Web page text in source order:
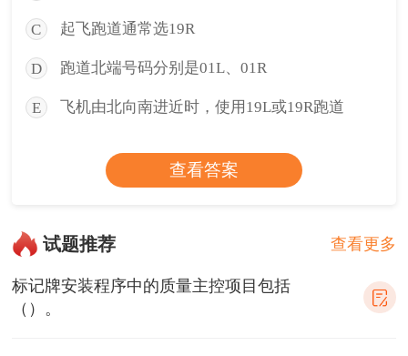
C 起飞跑道通常选19R
D 跑道北端号码分别是01L、01R
E 飞机由北向南进近时，使用19L或19R跑道
查看答案
试题推荐 查看更多
标记牌安装程序中的质量主控项目包括
（）。